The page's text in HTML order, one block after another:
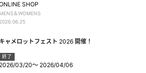
SHOP
MENS＆WOMENS
2026.06.25
キャメロットフェスト 2026 開催！
終了
2026/03/20～ 2026/04/06